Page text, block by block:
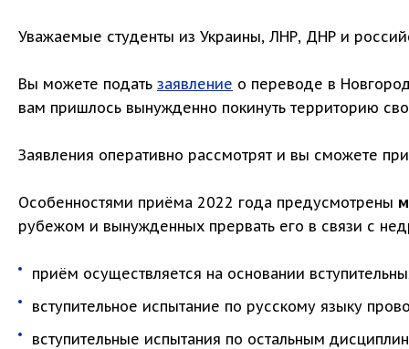
Уважаемые студенты из Украины, ЛНР, ДНР и
Вы можете подать заявление о переводе в
вам пришлось вынужденно покинуть территорию
Заявления оперативно рассмотрят и вы сможете
Особенностями приёма 2022 года предусмотрены
рубежом и вынужденных прервать его в связи с
приём осуществляется на основании
вступительное испытание по русскому языку
вступительные испытания по остальным